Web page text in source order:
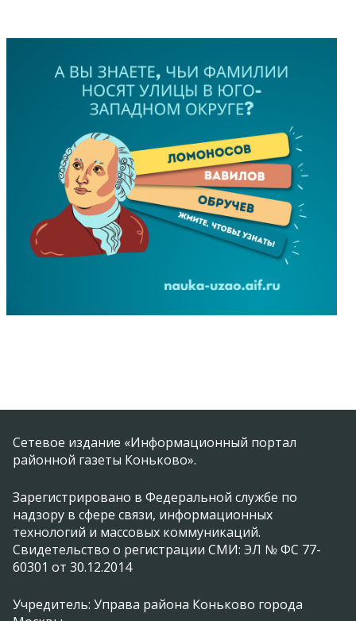
Сетевое издание «Информационный портал
районной газеты Коньково».
Зарегистрировано в Федеральной службе по
надзору в сфере связи, информационных
технологий и массовых коммуникаций.
Свидетельство о регистрации СМИ: ЭЛ № ФС 77-
60301 от 30.12.2014
Учредитель: Управа района Коньково города